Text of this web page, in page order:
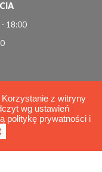
- 18:00
z witryny
wg ustawień
politykę prywatności i